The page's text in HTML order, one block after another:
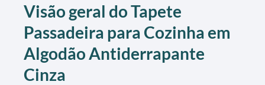
Visão geral do Tapete
Passadeira para Cozinha em
Algodão Antiderrapante
Cinza